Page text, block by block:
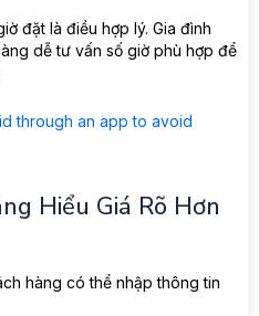
đặt là điều hợp lý. Gia đình
dễ tư vấn số giờ phù hợp để
through an app to avoid
Hiểu Giá Rõ Hơn
hàng có thể nhập thông tin